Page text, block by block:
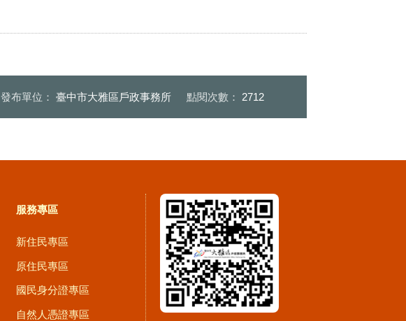
發布單位： 臺中市大雅區戶政事務所 點閱次數： 2712
服務專區
新住民專區
原住民專區
國民身分證專區
自然人憑證專區